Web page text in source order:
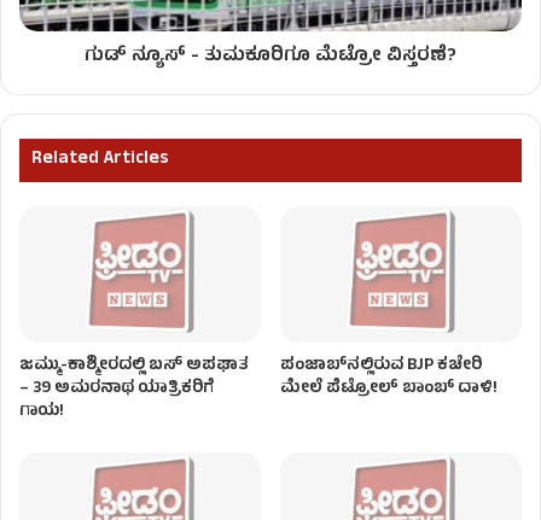
ಗುಡ್ ನ್ಯೂಸ್ - ತುಮಕೂರಿಗೂ ಮೆಟ್ರೋ ವಿಸ್ತರಣೆ?
Related Articles
ಜಮ್ಮು-ಕಾಶ್ಮೀರದಲ್ಲಿ ಬಸ್ ಅಪಘಾತ
– 39 ಅಮರನಾಥ ಯಾತ್ರಿಕರಿಗೆ
ಗಾಯ!
ಪಂಜಾಬ್‌ನಲ್ಲಿರುವ BJP ಕಚೇರಿ
ಮೇಲೆ ಪೆಟ್ರೋಲ್ ಬಾಂಬ್ ದಾಳಿ!